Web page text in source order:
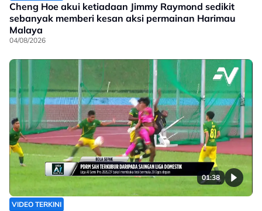
Cheng Hoe akui ketiadaan Jimmy Raymond sedikit
sebanyak memberi kesan aksi permainan Harimau
Malaya
04/08/2026
01:38
VIDEO TERKINI